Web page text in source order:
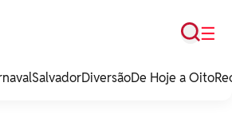
☰
Busca
SalvadorDiversãoDe Hoje a Oito